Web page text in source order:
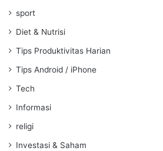
sport
Diet & Nutrisi
Tips Produktivitas Harian
Tips Android / iPhone
Tech
Informasi
religi
Investasi & Saham